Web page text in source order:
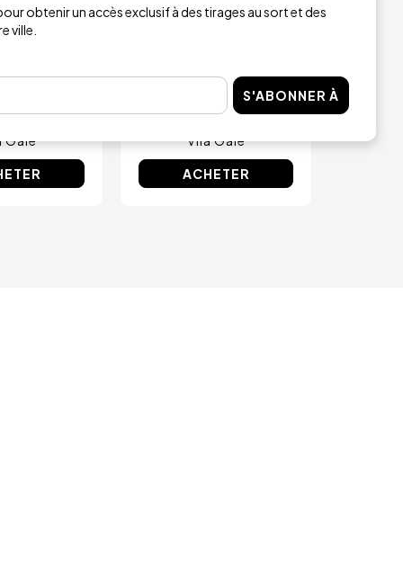
à utiliser
Vila
Galé
en or dans les
180 €
Vila Galé
ACHETER
obtenir un accès exclusif à des tirages au sort et des
ville.
S'ABONNER À